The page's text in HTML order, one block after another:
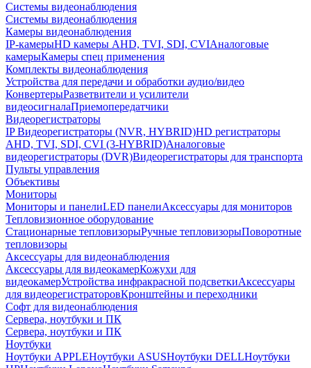
Системы видеонаблюдения
Системы видеонаблюдения
Камеры видеонаблюдения
IP-камерыHD камеры AHD, TVI, SDI, CVIАналоговые
камерыКамеры спец применения
Комплекты видеонаблюдения
Устройства для передачи и обработки аудио/видео
КонвертерыРазветвители и усилители
видеосигналаПриемопередатчики
Видеорегистраторы
IP Видеорегистраторы (NVR, HYBRID)HD регистраторы
AHD, TVI, SDI, CVI (3-HYBRID)Аналоговые
видеорегистраторы (DVR)Видеорегистраторы для транспорта
Пульты управления
Объективы
Мониторы
Мониторы и панелиLED панелиАксессуары для мониторов
Тепловизионное оборудование
Стационарные тепловизорыРучные тепловизорыПоворотные
тепловизоры
Аксессуары для видеонаблюдения
Аксессуары для видеокамерКожухи для
видеокамерУстройства инфракрасной подсветкиАксессуары
для видеорегистраторовКронштейны и переходники
Софт для видеонаблюдения
Сервера, ноутбуки и ПК
Сервера, ноутбуки и ПК
Ноутбуки
Ноутбуки APPLEНоутбуки ASUSНоутбуки DELLНоутбуки